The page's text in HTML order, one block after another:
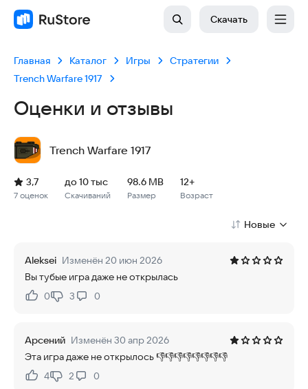
Скачать
Главная Каталог Игры
Стратегии
Trench Warfare 1917
Оценки и отзывы
Trench Warfare 1917
Рейтинг: 3,7, 7 оценок
Скачиваний: до 10 тыс
Размер файла: 98.6 MB
Возрастное ограничение: 98.6 MB
7 оценок
3,7
Скачиваний
до 10 тыс
Размер
98.6 MB
Возраст
12+
Новые
Aleksei Изменён 20 июн 2026
Вы тубые игра даже не открылась
Нравится:
0Не нравится:
3 0
Арсений Изменён 30 апр 2026
Эта игра даже не открылось 👎👎👎👎👎👎👎👎
Нравится:
4Не нравится:
2 0